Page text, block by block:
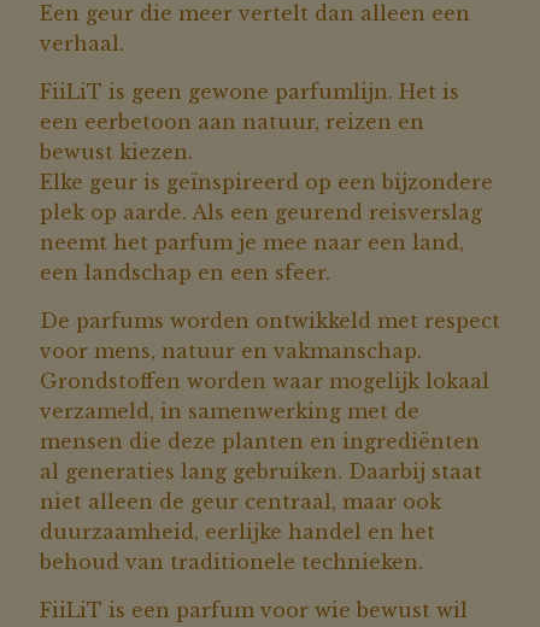
Een geur die meer vertelt dan alleen een
verhaal.
FiiLiT is geen gewone parfumlijn. Het is
een eerbetoon aan natuur, reizen en
bewust kiezen.
Elke geur is geïnspireerd op een bijzondere
plek op aarde. Als een geurend reisverslag
neemt het parfum je mee naar een land,
een landschap en een sfeer.
De parfums worden ontwikkeld met respect
voor mens, natuur en vakmanschap.
Grondstoffen worden waar mogelijk lokaal
verzameld, in samenwerking met de
mensen die deze planten en ingrediënten
al generaties lang gebruiken. Daarbij staat
niet alleen de geur centraal, maar ook
duurzaamheid, eerlijke handel en het
behoud van traditionele technieken.
FiiLiT is een parfum voor wie bewust wil